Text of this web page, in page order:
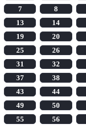
7
8
13
14
19
20
25
26
31
32
37
38
43
44
49
50
55
56